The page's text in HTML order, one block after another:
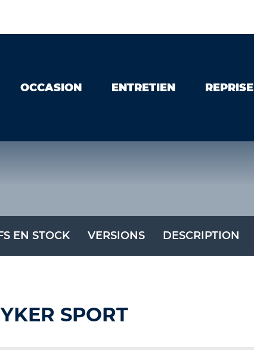
OCCASION ENTRETIEN REPRISE
EN STOCK VERSIONS DESCRIPTION
SPORT